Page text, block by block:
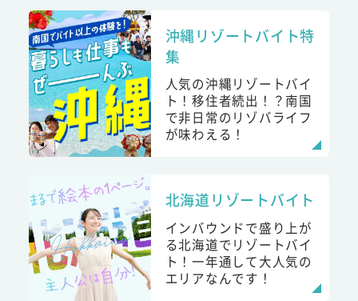
沖縄リゾートバイト特
集
人気の沖縄リゾートバイ
ト！移住者続出！？南国
で非日常のリゾバライフ
が味わえる！
北海道リゾートバイト
インバウンドで盛り上が
る北海道でリゾートバイ
ト！一年通して大人気の
エリアなんです！